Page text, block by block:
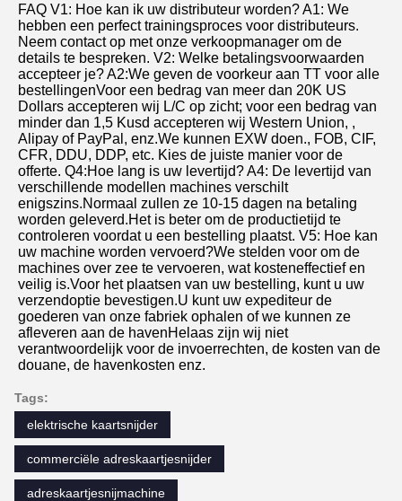
FAQ V1: Hoe kan ik uw distributeur worden? A1: We
hebben een perfect trainingsproces voor distributeurs.
Neem contact op met onze verkoopmanager om de
details te bespreken. V2: Welke betalingsvoorwaarden
accepteer je? A2:We geven de voorkeur aan TT voor alle
bestellingenVoor een bedrag van meer dan 20K US
Dollars accepteren wij L/C op zicht; voor een bedrag van
minder dan 1,5 Kusd accepteren wij Western Union, ,
Alipay of PayPal, enz.We kunnen EXW doen., FOB, CIF,
CFR, DDU, DDP, etc. Kies de juiste manier voor de
offerte. Q4:Hoe lang is uw levertijd? A4: De levertijd van
verschillende modellen machines verschilt
enigszins.Normaal zullen ze 10-15 dagen na betaling
worden geleverd.Het is beter om de productietijd te
controleren voordat u een bestelling plaatst. V5: Hoe kan
uw machine worden vervoerd?We stelden voor om de
machines over zee te vervoeren, wat kosteneffectief en
veilig is.Voor het plaatsen van uw bestelling, kunt u uw
verzendoptie bevestigen.U kunt uw expediteur de
goederen van onze fabriek ophalen of we kunnen ze
afleveren aan de havenHelaas zijn wij niet
verantwoordelijk voor de invoerrechten, de kosten van de
douane, de havenkosten enz.
Tags:
elektrische kaartsnijder
commerciële adreskaartjesnijder
adreskaartjesnijmachine